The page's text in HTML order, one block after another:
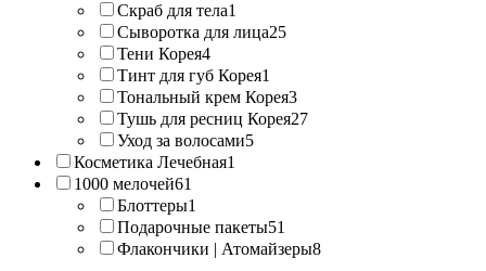
Скраб для тела1
Сыворотка для лица25
Тени Корея4
Тинт для губ Корея1
Тональный крем Корея3
Тушь для ресниц Корея27
Уход за волосами5
Косметика Лечебная1
1000 мелочей61
Блоттеры1
Подарочные пакеты51
Флакончики | Атомайзеры8